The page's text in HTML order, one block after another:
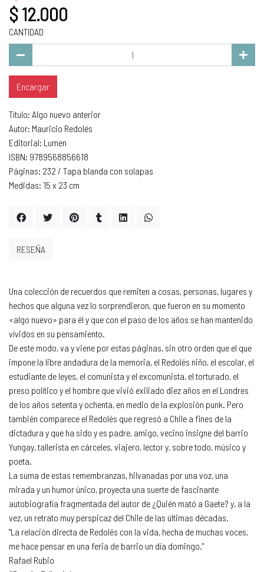
$ 12.000
CANTIDAD
Encargar
Título: Algo nuevo anterior
Autor: Mauricio Redolés
Editorial: Lumen
ISBN: 9789568856618
Páginas: 232 / Tapa blanda con solapas
Medidas: 15 x 23 cm
Una colección de recuerdos que remiten a cosas, personas, lugares y
hechos que alguna vez lo sorprendieron, que fueron en su momento
«algo nuevo» para él y que con el paso de los años se han mantenido
vívidos en su pensamiento.
De este modo, va y viene por estas páginas, sin otro orden que el que
impone la libre andadura de la memoria, el Redolés niño, el escolar, el
estudiante de leyes, el comunista y el excomunista, el torturado, el
preso político y el hombre que vivió exiliado diez años en el Londres
de los años setenta y ochenta, en medio de la explosión punk. Pero
también comparece el Redolés que regresó a Chile a fines de la
dictadura y que ha sido y es padre, amigo, vecino insigne del barrio
Yungay, tallerista en cárceles, viajero, lector y, sobre todo, músico y
poeta.
La suma de estas remembranzas, hilvanadas por una voz, una
mirada y un humor único, proyecta una suerte de fascinante
autobiografía fragmentada del autor de ¿Quién mató a Gaete? y, a la
vez, un retrato muy perspicaz del Chile de las últimas décadas.
"La relación directa de Redolés con la vida, hecha de muchas voces,
me hace pensar en una feria de barrio un día domingo."
Rafael Rubio
RESEÑA